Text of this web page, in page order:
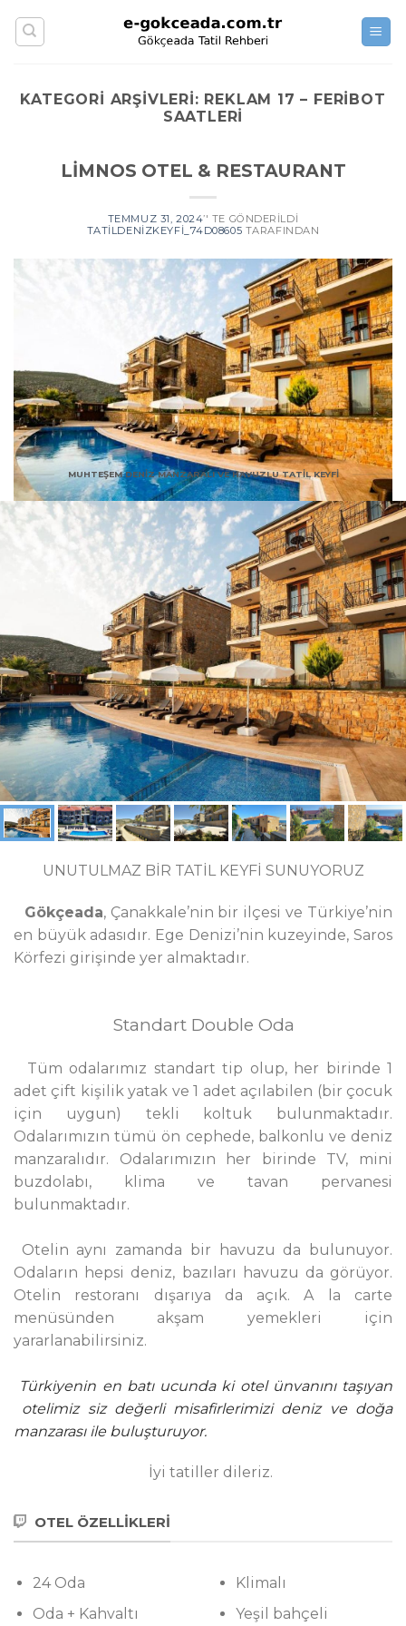
KATEGORI ARŞIVLERI: REKLAM 17 – FERIBOT
SAATLERI
LİMNOS OTEL & RESTAURANT
TEMMUZ 31, 2024’' TE GÖNDERILDI
TATILDENIZKEYFI_74D08605 TARAFINDAN
MUHTEŞEM DENİZ MANZARALI VE HAVUZLU TATİL KEYFİ
UNUTULMAZ BİR TATİL KEYFİ SUNUYORUZ
Gökçeada, Çanakkale’nin bir ilçesi ve Türkiye’nin
en büyük adasıdır. Ege Denizi’nin kuzeyinde, Saros
Körfezi girişinde yer almaktadır.
Standart Double Oda
Tüm odalarımız standart tip olup, her birinde 1
adet çift kişilik yatak ve 1 adet açılabilen (bir çocuk
için uygun) tekli koltuk bulunmaktadır.
Odalarımızın tümü ön cephede, balkonlu ve deniz
manzaralıdır. Odalarımızın her birinde TV, mini
buzdolabı, klima ve tavan pervanesi
bulunmaktadır.
Otelin aynı zamanda bir havuzu da bulunuyor.
Odaların hepsi deniz, bazıları havuzu da görüyor.
Otelin restoranı dışarıya da açık. A la carte
menüsünden akşam yemekleri için
yararlanabilirsiniz.
Türkiyenin en batı ucunda ki otel ünvanını taşıyan
otelimiz siz değerli misafirlerimizi deniz ve doğa
manzarası ile buluşturuyor.
İyi tatiller dileriz.
OTEL ÖZELLİKLERİ
24 Oda
Oda + Kahvaltı
Klimalı
Yeşil bahçeli